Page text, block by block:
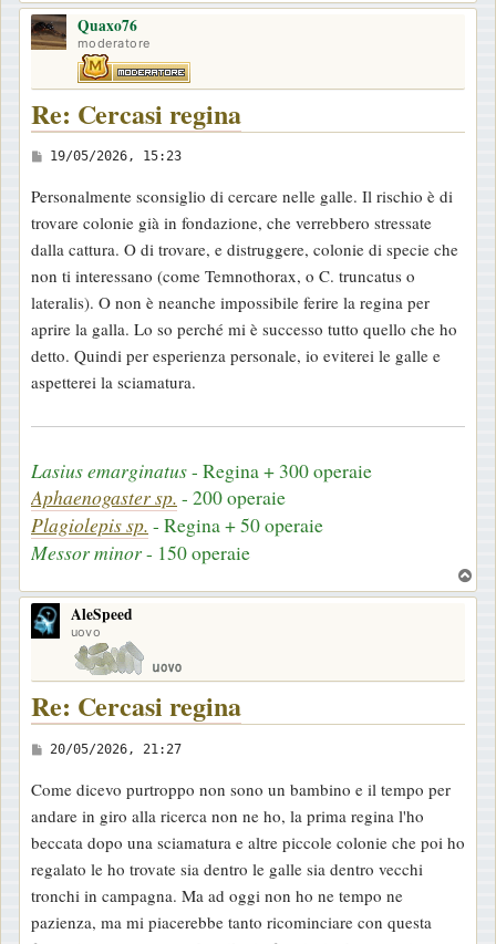
o
Quaxo76
moderatore
Re: Cercasi regina
M
s
s
a
g
g
i
o
19/05/2026, 15:23
Personalmente sconsiglio di cercare nelle galle. Il rischio è di
trovare colonie già in fondazione, che verrebbero stressate
dalla cattura. O di trovare, e distruggere, colonie di specie che
non ti interessano (come Temnothorax, o C. truncatus o
lateralis). O non è neanche impossibile ferire la regina per
aprire la galla. Lo so perché mi è successo tutto quello che ho
detto. Quindi per esperienza personale, io eviterei le galle e
aspetterei la sciamatura.
Lasius emarginatus- Regina + 300 operaie
Aphaenogaster sp. - 200 operaie
Plagiolepis sp. - Regina + 50 operaie
Messor minor- 150 operaie
o
AleSpeed
uovo
Re: Cercasi regina
M
s
s
a
g
g
i
20/05/2026, 21:27
Come dicevo purtroppo non sono un bambino e il tempo per
andare in giro alla ricerca non ne ho, la prima regina l'ho
beccata dopo una sciamatura e altre piccole colonie che poi ho
regalato le ho trovate sia dentro le galle sia dentro vecchi
tronchi in campagna. Ma ad oggi non ho ne tempo ne
pazienza, ma mi piacerebbe tanto ricominciare con questa